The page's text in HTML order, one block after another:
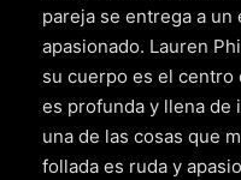
pareja se entrega a
apasionado. Lauren
su cuerpo es el centro
es profunda y llena de
una de las cosas que
follada es ruda y